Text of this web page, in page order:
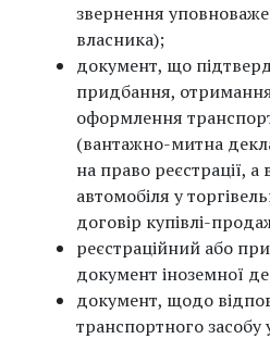
звернення
власника);
документ, що
придбання,
оформлення
(вантажно-митна
на право реєстрації,
автомобіля у
договір купівлі-
реєстраційний або
документ іноземної
документ, щодо
транспортного